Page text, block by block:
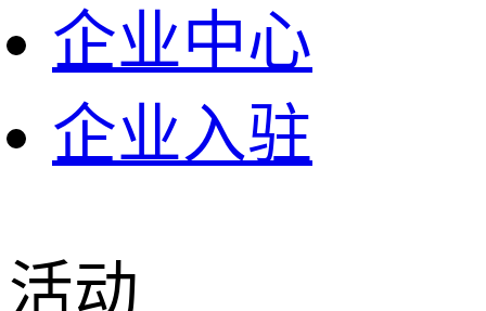
企业中心
企业入驻
活动